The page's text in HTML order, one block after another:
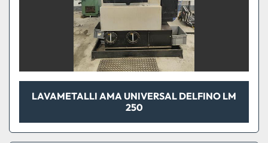
LAVAMETALLI AMA UNIVERSAL DELFINO LM
250